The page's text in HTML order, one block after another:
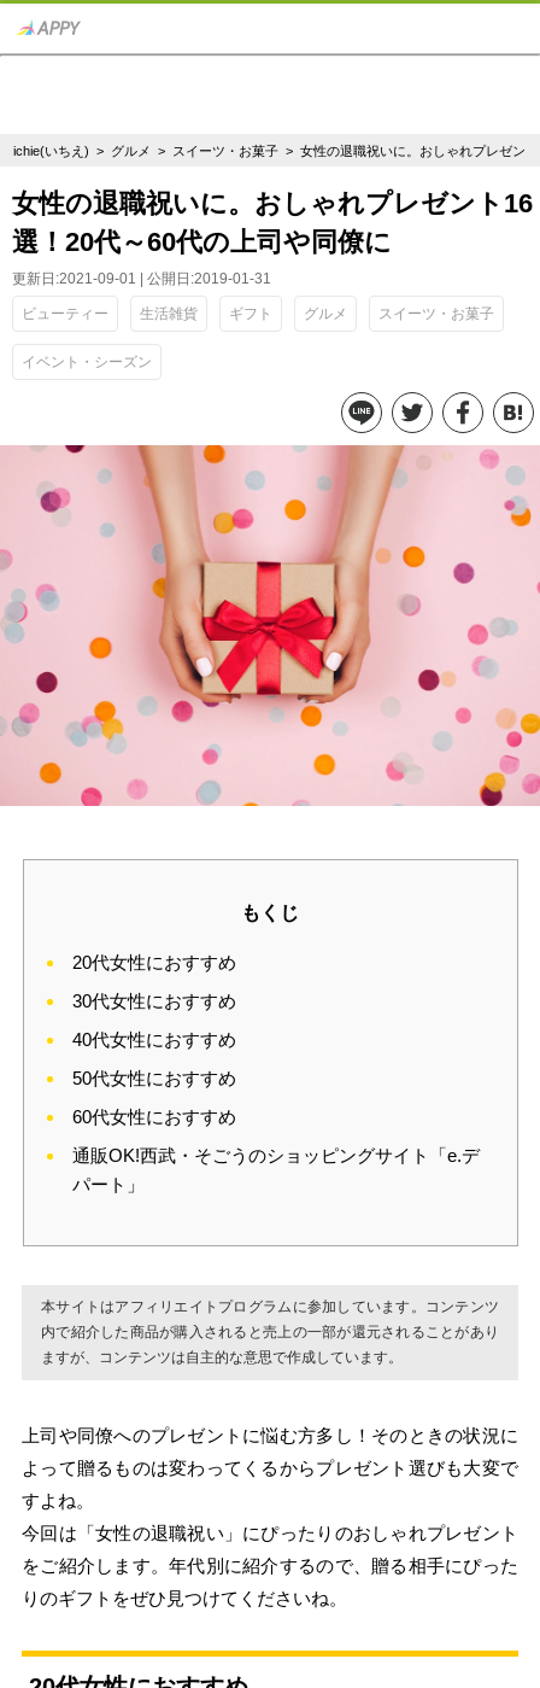
ichie(いちえ) > グルメ > スイーツ・お菓子 > 女性の退職祝いに。おしゃれプレゼン
女性の退職祝いに。おしゃれプレゼント16
選！20代～60代の上司や同僚に
更新日:2021-09-01 | 公開日:2019-01-31
ビューティー 生活雑貨 ギフト グルメ スイーツ・お菓子
イベント・シーズン
もくじ
20代女性におすすめ
30代女性におすすめ
40代女性におすすめ
50代女性におすすめ
60代女性におすすめ
通販OK!西武・そごうのショッピングサイト「e.デ
パート」
本サイトはアフィリエイトプログラムに参加しています。コンテンツ
内で紹介した商品が購入されると売上の一部が還元されることがあり
ますが、コンテンツは自主的な意思で作成しています。
上司や同僚へのプレゼントに悩む方多し！そのときの状況に
よって贈るものは変わってくるからプレゼント選びも大変で
すよね。
今回は「女性の退職祝い」にぴったりのおしゃれプレゼント
をご紹介します。年代別に紹介するので、贈る相手にぴった
りのギフトをぜひ見つけてくださいね。